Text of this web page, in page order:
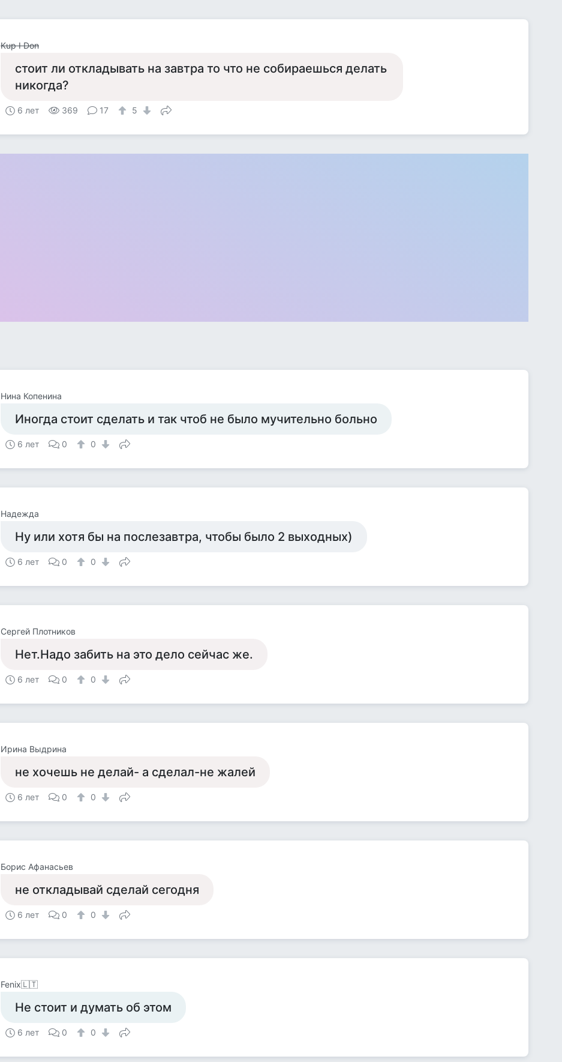
Kup I Don
стоит ли откладывать на завтра то что не собираешься делать
никогда?
6 лет 369 17 5
Нина Копенина
Иногда стоит сделать и так чтоб не было мучительно больно
6 лет 0 0
Надежда
Ну или хотя бы на послезавтра, чтобы было 2 выходных)
6 лет 0 0
Cергей Плотников
Нет.Надо забить на это дело сейчас же.
6 лет 0 0
Ирина Выдрина
не хочешь не делай- а сделал-не жалей
6 лет 0 0
Борис Афанасьев
не откладывай сделай сегодня
6 лет 0 0
Fenix🇱🇹
Не стоит и думать об этом
6 лет 0 0